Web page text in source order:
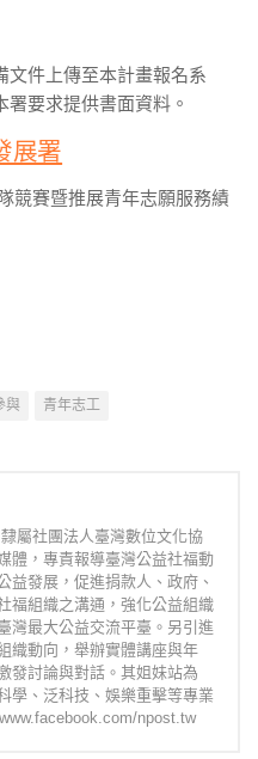
文件上傳至本計畫報名系
要求提供書面資料。
展署
競賽暨推展青年志願服務績
與 青年志工
屬社團法人臺灣數位文化協
體，專責報導臺灣公益社福動
益發展，促進捐款人、政府、
福組織之溝通，強化公益組織
灣最大公益交流平臺。另引進
織動向，舉辦實體講座與年
發討論與對話。其姐妹站為
學、泛科技、娛樂重擊等專業
npost.tw